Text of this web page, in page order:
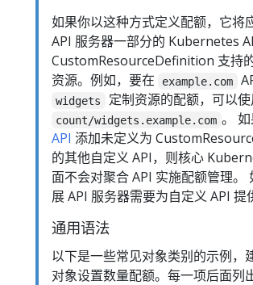
如果你以这种方式定义配额，它将
API 服务器一部分的 Kubernetes
CustomResourceDefinition 支持
资源。例如，要在
example.com
widgets 定制资源的配额，可以使
count/widgets.example.com 。
API 添加未定义为
的其他自定义 API，则核心
面不会对聚合 API 实施配额管理。
展 API 服务器需要为自定义 API 提
通用语法
以下是一些常见对象类别的示例，
对象设置数量配额。每一项后面列